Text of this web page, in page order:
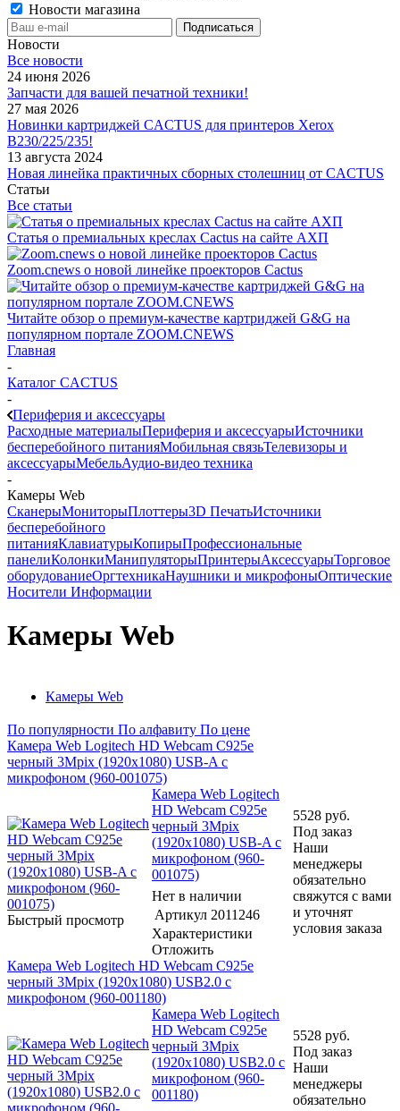
Новости магазина
Новости
Все новости
24 июня 2026
Запчасти для вашей печатной техники!
27 мая 2026
Новинки картриджей CACTUS для принтеров Xerox
B230/225/235!
13 августа 2024
Новая линейка практичных сборных столешниц от CACTUS
Статьи
Все статьи
Статья о премиальных креслах Cactus на сайте АХП
Zoom.cnews о новой линейке проекторов Cactus
Читайте обзор о премиум-качестве картриджей G&G на
популярном портале ZOOM.CNEWS
Главная
-
Каталог CACTUS
-
Периферия и аксессуары
Расходные материалыПериферия и аксессуарыИсточники
бесперебойного питанияМобильная связьТелевизоры и
аксессуарыМебельАудио-видео техника
-
Камеры Web
СканерыМониторыПлоттеры3D ПечатьИсточники
бесперебойного
питанияКлавиатурыКопирыПрофессиональные
панелиКолонкиМанипуляторыПринтерыАксессуарыТорговое
оборудованиеОргтехникаНаушники и микрофоныОптические
Носители Информации
Камеры Web
Камеры Web
По популярности По алфавиту По цене
Камера Web Logitech HD Webcam C925e
черный 3Mpix (1920x1080) USB-A с
микрофоном (960-001075)
Быстрый просмотр
Камера Web Logitech
HD Webcam C925e
черный 3Mpix
(1920x1080) USB-A с
микрофоном (960-
001075)
Нет в наличии
Артикул 2011246
Характеристики
Отложить
5528 руб.
Под заказ
Наши
менеджеры
обязательно
свяжутся с вами
и уточнят
условия заказа
Камера Web Logitech HD Webcam C925e
черный 3Mpix (1920x1080) USB2.0 с
микрофоном (960-001180)
Камера Web Logitech
HD Webcam C925e
черный 3Mpix
(1920x1080) USB2.0 с
микрофоном (960-
001180)
5528 руб.
Под заказ
Наши
менеджеры
обязательно